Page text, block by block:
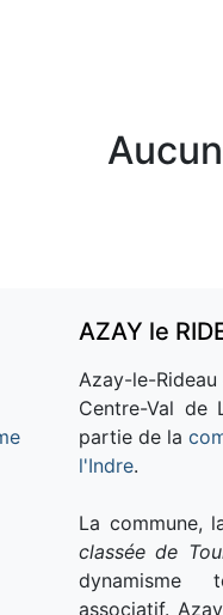
AZAY le
Azay-le-
Centre-Val de
partie de la
l'Indre.
La commune,
classée de
dynamisme
associatif.